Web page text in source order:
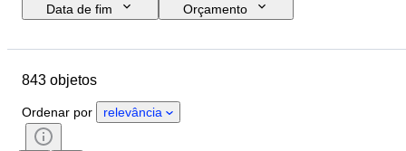
Data de fim
Orçamento
País de origem
Estado
Certificação
843 objetos
Ordenar por relevância